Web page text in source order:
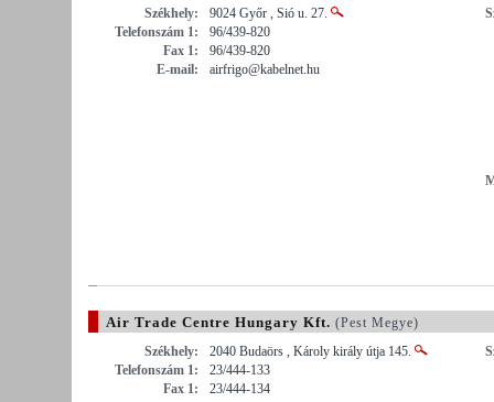
Székhely:
9024 Győr , Sió u. 27.
Telefonszám 1:
96/439-820
Fax 1:
96/439-820
E-mail:
airfrigo@kabelnet.hu
Air Trade Centre Hungary Kft. (Pest Megye)
Székhely:
2040 Budaörs , Károly király útja 145.
Telefonszám 1:
23/444-133
Fax 1:
23/444-134